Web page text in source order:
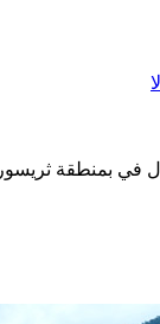
في بمنطقة ثريسور